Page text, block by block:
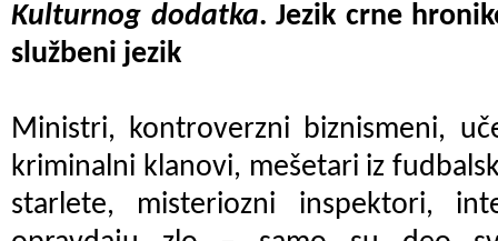
Kulturnog dodatka. Jezik crne
službeni jezik
Ministri, kontroverzni biznismeni,
kriminalni klanovi, mešetari iz
starlete, misteriozni inspektori,